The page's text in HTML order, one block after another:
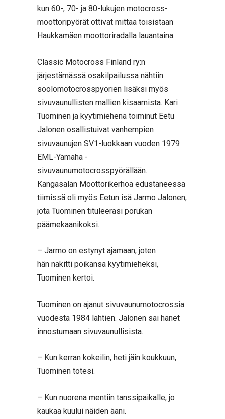
kun 60-, 70- ja 80-lukujen motocross-
moottoripyörät ottivat mittaa toisistaan
Haukkamäen moottoriradalla lauantaina.
Classic Motocross Finland ry:n
järjestämässä osakilpailussa nähtiin
soolomotocrosspyörien lisäksi myös
sivuvaunullisten mallien kisaamista. Kari
Tuominen ja kyytimiehenä toiminut Eetu
Jalonen osallistuivat vanhempien
sivuvaunujen SV1-luokkaan vuoden 1979
EML-Yamaha -
sivuvaunumotocrosspyörällään.
Kangasalan Moottorikerhoa edustaneessa
tiimissä oli myös Eetun isä Jarmo Jalonen,
jota Tuominen tituleerasi porukan
päämekaanikoksi.
– Jarmo on estynyt ajamaan, joten
hän nakitti poikansa kyytimieheksi,
Tuominen kertoi.
Tuominen on ajanut sivuvaunumotocrossia
vuodesta 1984 lähtien. Jalonen sai hänet
innostumaan sivuvaunullisista.
– Kun kerran kokeilin, heti jäin koukkuun,
Tuominen totesi.
– Kun nuorena mentiin tanssipaikalle, jo
kaukaa kuului näiden ääni.